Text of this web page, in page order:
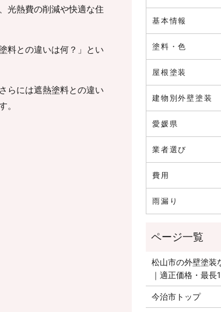
光熱費の削減や快適な住
料との違いは何？」とい
らには遮熱塗料との違い
。
基本情報
塗料・色
屋根塗装
建物別外壁塗装
愛媛県
業者選び
費用
雨漏り
松山市の外壁塗装
｜適正価格・最長
今治市トップ